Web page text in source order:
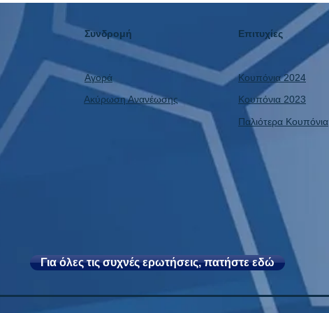
Συνδρομή
Αγορά
Ακύρωση Ανανέωσης
Επιτυχίες
Κουπόνια 2024
Κουπόνια 2023
Παλιότερα Κουπόνια
Για όλες τις συχνές ερωτήσεις, πατήστε εδώ